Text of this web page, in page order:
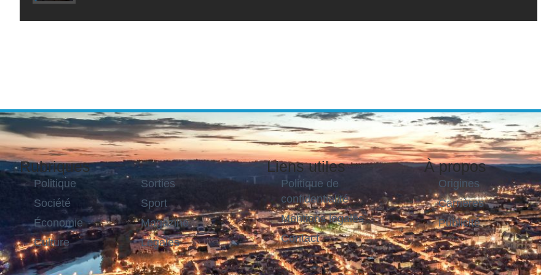
Rubriques
Politique
Société
Économie
Culture
Sorties
Sport
Magazine
Légales
Liens utiles
Politique de
confidentialité
Mentions légales
Contact
À propos
Origines
Carrières
Publicité